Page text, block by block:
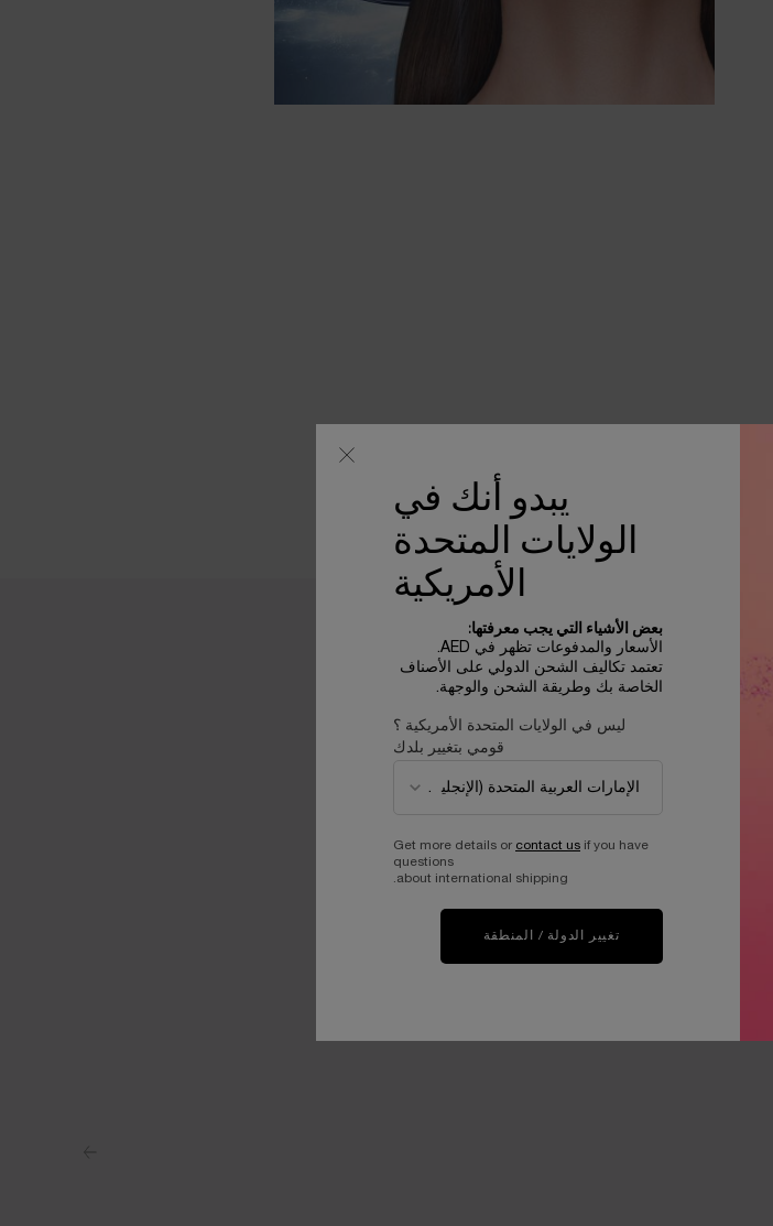
يبدو أنك في
الولايات المتحدة
الأمريكية
بعض الأشياء التي يجب معرفتها:
الأسعار والمدفوعات تظهر في AED.
تعتمد تكاليف الشحن الدولي على الأصناف
الخاصة بك وطريقة الشحن والوجهة.
ليس في الولايات المتحدة الأمريكية ؟
قومي بتغيير بلدك
Get more details or contact us if you have
questions
about international shipping.
تغيير الدولة / المنطقة